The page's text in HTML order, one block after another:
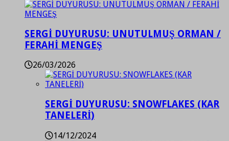
SERGİ DUYURUSU: UNUTULMUŞ ORMAN /
FERAHİ MENGEŞ
26/03/2026
SERGİ DUYURUSU: SNOWFLAKES (KAR
TANELERİ)
14/12/2024